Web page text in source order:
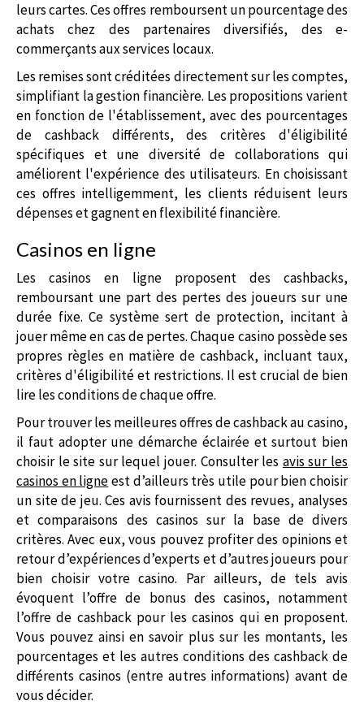
leurs cartes. Ces offres remboursent un pourcentage des
achats chez des partenaires diversifiés, des e-
commerçants aux services locaux.
Les remises sont créditées directement sur les comptes,
simplifiant la gestion financière. Les propositions varient
en fonction de l'établissement, avec des pourcentages
de cashback différents, des critères d'éligibilité
spécifiques et une diversité de collaborations qui
améliorent l'expérience des utilisateurs. En choisissant
ces offres intelligemment, les clients réduisent leurs
dépenses et gagnent en flexibilité financière.
Casinos en ligne
Les casinos en ligne proposent des cashbacks,
remboursant une part des pertes des joueurs sur une
durée fixe. Ce système sert de protection, incitant à
jouer même en cas de pertes. Chaque casino possède ses
propres règles en matière de cashback, incluant taux,
critères d'éligibilité et restrictions. Il est crucial de bien
lire les conditions de chaque offre.
Pour trouver les meilleures offres de cashback au casino,
il faut adopter une démarche éclairée et surtout bien
choisir le site sur lequel jouer. Consulter les avis sur les
casinos en ligneest d’ailleurs très utile pour bien choisir
un site de jeu. Ces avis fournissent des revues, analyses
et comparaisons des casinos sur la base de divers
critères. Avec eux, vous pouvez profiter des opinions et
retour d’expériences d’experts et d’autres joueurs pour
bien choisir votre casino. Par ailleurs, de tels avis
évoquent l’offre de bonus des casinos, notamment
l’offre de cashback pour les casinos qui en proposent.
Vous pouvez ainsi en savoir plus sur les montants, les
pourcentages et les autres conditions des cashback de
différents casinos (entre autres informations) avant de
vous décider.